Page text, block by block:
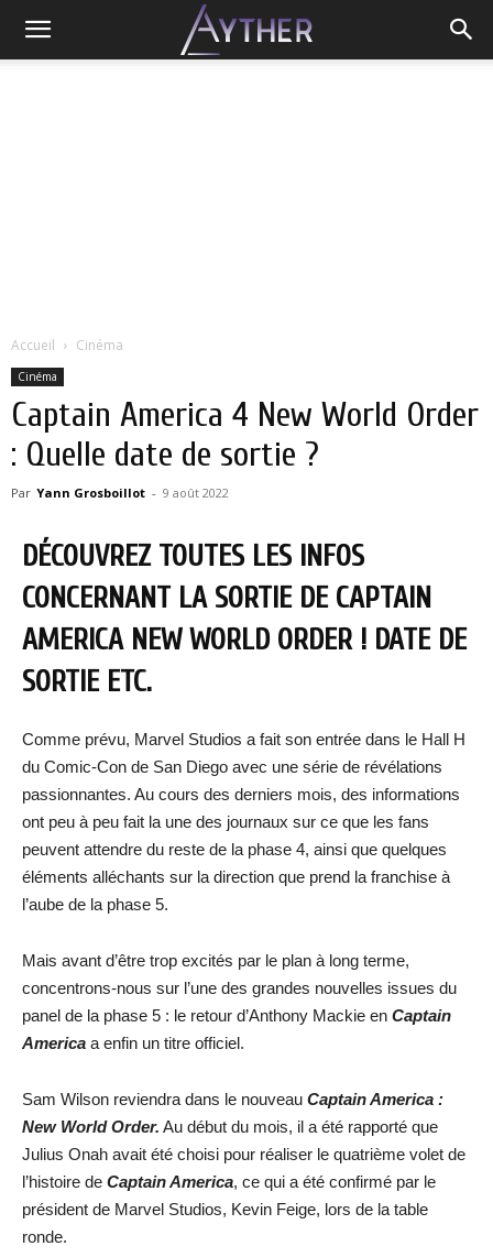
Accueil Cinéma
Cinéma
Captain America 4 New World Order
: Quelle date de sortie ?
Par Yann Grosboillot - 9 août 2022
DÉCOUVREZ TOUTES LES INFOS
CONCERNANT LA SORTIE DE CAPTAIN
AMERICA NEW WORLD ORDER ! DATE DE
SORTIE ETC.
Comme prévu, Marvel Studios a fait son entrée dans le Hall H
du Comic-Con de San Diego avec une série de révélations
passionnantes. Au cours des derniers mois, des informations
ont peu à peu fait la une des journaux sur ce que les fans
peuvent attendre du reste de la phase 4, ainsi que quelques
éléments alléchants sur la direction que prend la franchise à
l’aube de la phase 5.
Mais avant d’être trop excités par le plan à long terme,
concentrons-nous sur l’une des grandes nouvelles issues du
panel de la phase 5 : le retour d’Anthony Mackie en Captain
America a enfin un titre officiel.
Sam Wilson reviendra dans le nouveau Captain America :
New World Order. Au début du mois, il a été rapporté que
Julius Onah avait été choisi pour réaliser le quatrième volet de
l’histoire de Captain America, ce qui a été confirmé par le
président de Marvel Studios, Kevin Feige, lors de la table
ronde.